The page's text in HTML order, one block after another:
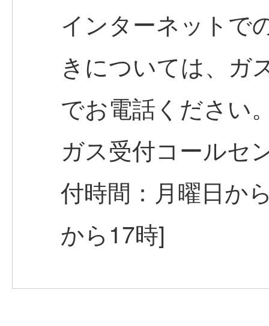
インターネットで
きについては、ガ
でお電話ください
ガス受付コールセ
付時間：月曜日か
から17時]